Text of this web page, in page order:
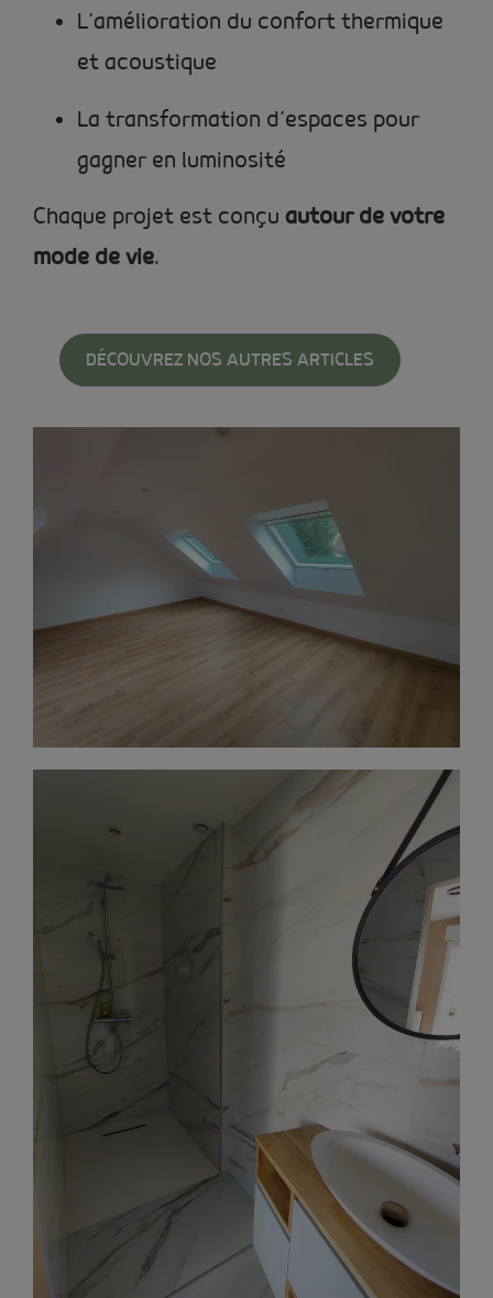
L’amélioration du confort thermique
et acoustique
La transformation d’espaces pour
gagner en luminosité
Chaque projet est conçu autour de votre
mode de vie.
DÉCOUVREZ NOS AUTRES ARTICLES